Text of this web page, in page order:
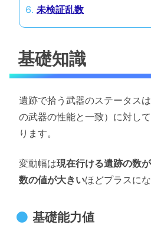
未検証乱数
基礎知識
遺跡で拾う武器のステータス
の武器の性能と一致）に対し
ります。
変動幅は現在行ける遺跡の数
数の値が大きいほどプラスに
基礎能力値